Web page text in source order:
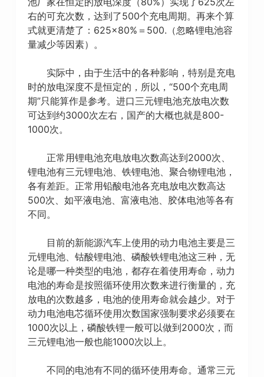
右的可充次数，达到了500个充电周期。再来个算
式就更清楚了：625×80%＝500.（忽略锂电池容
量减少等因素）。
实际中，由于生活中的各种影响，特别是充电
时的放电深度不是恒定的，所以，“500个充电周
期”只能算作是参考。进口三元锂电池充放电次数
可达到约3000次左右，国产的大概也就是800-
1000次。
正常用锂电池充电放电次数高达到2000次、
锂电池有三元锂电池、铁锂电池、聚合物锂电池，
各有差距。正常用铅酸电池各充电放电次数高达
500次、如平液电池、富液电池、胶体电池等各有
不同。
目前的新能源汽车上使用的动力电池主要是三
元锂电池、钴酸锂电池、磷酸铁锂电池这三种，无
论是哪一种类型的电池，都存在着使用寿命，动力
电池的寿命是按照循环使用次数来进行衡量的，充
放电的次数越多，电池的使用寿命就会越少。对于
动力电池电芯循环使用次数国家强制要求必须要在
1000次以上，磷酸铁锂一般可以做到2000次，而
三元锂电池一般也能1000次以上。
不同的电池有不同的循环使用寿命。通常三元